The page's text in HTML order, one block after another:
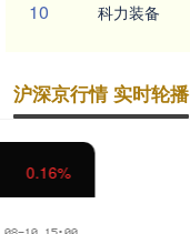
10 科力装备
沪深京行情 实时轮播